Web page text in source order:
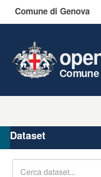
Comune di Genova
Organizzazioni
Gruppi
Dataset